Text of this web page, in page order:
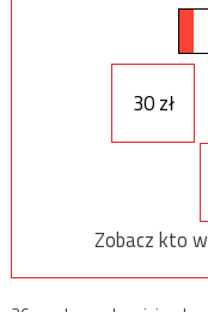
30 zł
Zobacz kto